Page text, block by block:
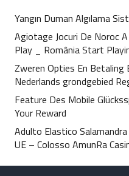
Yangın Duman Algılama
Agiotage Jocuri De Noroc
Play _ România Start
Zweren Opties En Betaling
Nederlands grondgebied
Feature Des Mobile
Your Reward
Adulto Elastico
UE – Colosso AmunRa